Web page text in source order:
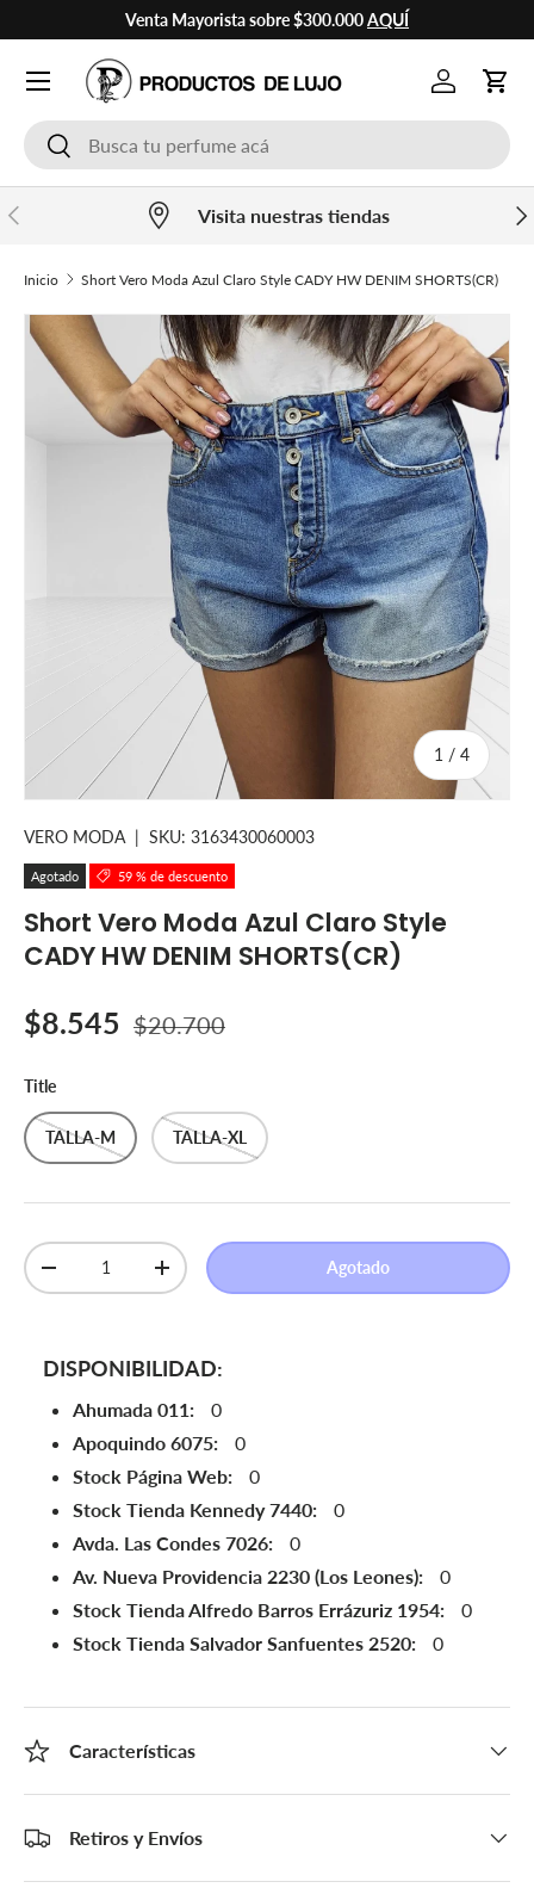
Ir al contenido
Venta Mayorista sobre $300.000AQUÍ
BuscarBuscar
Cuenta
Anterior Visita nuestras tiendas
Inicio Short Vero Moda Azul Claro Style CADY HW DENIM SHORTS(CR)
Ir directamente a la información del producto
1 / de
4
VERO MODA | SKU: 3163430060003
Agotado 59 % de descuento
Short Vero Moda Azul Claro Style
CADY HW DENIM SHORTS(CR)
Precio de venta
$8.545 Precio normal
$20.700
Title
TALLA-M TALLA-XL
Cant.
Disminuir cantidadAumentar la cantidad Agotado
DISPONIBILIDAD:
Ahumada 011:
0
Apoquindo 6075:
0
Stock Página Web:
0
Stock Tienda Kennedy 7440:
0
Avda. Las Condes 7026:
0
Av. Nueva Providencia 2230 (Los Leones):
0
Stock Tienda Alfredo Barros Errázuriz 1954:
0
Stock Tienda Salvador Sanfuentes 2520:
0
Características
Retiros y Envíos